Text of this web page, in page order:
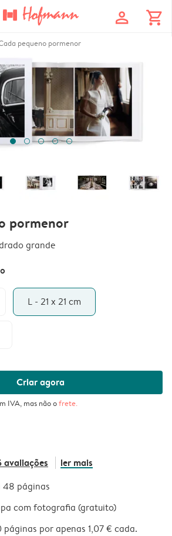
profile shopping_cart
pequeno pormenor
pormenor
grande
L - 21 x 21 cm
Criar agora
IVA, mas não ofrete.
avaliações ler mais
48 páginas
com fotografia (gratuito)
páginas por apenas 1,07 € cada.